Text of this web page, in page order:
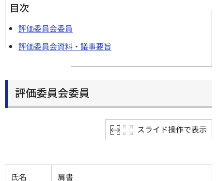
目次
評価委員会委員
評価委員会資料・議事要旨
評価委員会委員
スライド操作で表示
氏名 肩書